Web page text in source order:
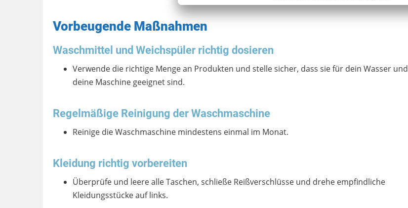
Vorbeugende Maßnahmen
Waschmittel und Weichspüler richtig dosieren
Verwende die richtige Menge an Produkten und stelle sicher, dass sie für dein Wasser und
deine Maschine geeignet sind.
Regelmäßige Reinigung der Waschmaschine
Reinige die Waschmaschine mindestens einmal im Monat.
Kleidung richtig vorbereiten
Überprüfe und leere alle Taschen, schließe Reißverschlüsse und drehe empfindliche
Kleidungsstücke auf links.